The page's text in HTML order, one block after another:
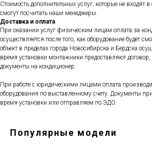
Стоимость дополнительных услуг, которые не входят
смогут посчитать наши менеджеры.
Доставка и оплата
При оказании услуг физическим лицам оплата за
осуществляется после того, как оборудование будет
объект в пределах города Новосибирска и Бердска
время установки монтажники предоставляют
документы на кондиционер.
При работе с юридическими лицами оплата
оборудования по выставленному счету. Документы
время установки или отправляем по ЭДО.
Популярные модели